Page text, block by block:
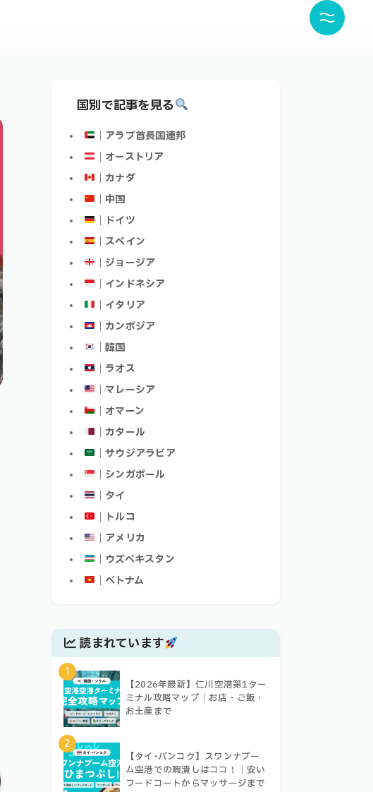
国別で記事を見る
｜アラブ首長国連邦
｜オーストリア
｜カナダ
｜中国
｜ドイツ
｜スペイン
｜ジョージア
｜インドネシア
｜イタリア
｜カンボジア
｜韓国
｜ラオス
｜マレーシア
｜オマーン
｜カタール
｜サウジアラビア
｜シンガポール
｜タイ
｜トルコ
｜アメリカ
｜ウズベキスタン
｜ベトナム
読まれています
1
【2026年最新】仁川空港第1ター
ミナル攻略マップ｜お店・ご飯・
お土産まで
2
【タイ･バンコク】スワンナプー
ム空港での暇潰しはココ！｜安い
フードコートからマッサージまで